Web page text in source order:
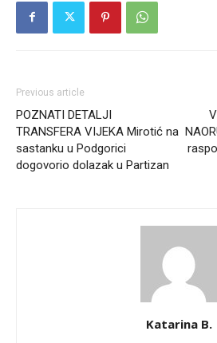
Previous article
POZNATI DETALJI
TRANSFERA VIJEKA Mirotić na
sastanku u Podgorici
dogovorio dolazak u Partizan
Katarina B.